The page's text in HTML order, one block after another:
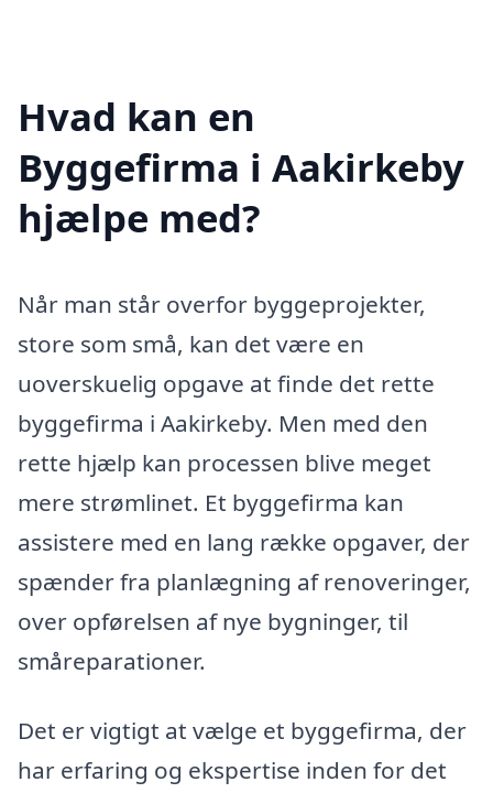
Hvad kan en
Byggefirma i Aakirkeby
hjælpe med?
Når man står overfor byggeprojekter,
store som små, kan det være en
uoverskuelig opgave at finde det rette
byggefirma i Aakirkeby. Men med den
rette hjælp kan processen blive meget
mere strømlinet. Et byggefirma kan
assistere med en lang række opgaver, der
spænder fra planlægning af renoveringer,
over opførelsen af nye bygninger, til
småreparationer.
Det er vigtigt at vælge et byggefirma, der
har erfaring og ekspertise inden for det